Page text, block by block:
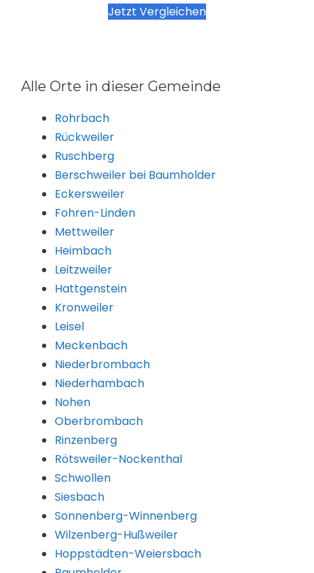
Jetzt Vergleichen
Alle Orte in dieser Gemeinde
Rohrbach
Rückweiler
Ruschberg
Berschweiler bei Baumholder
Eckersweiler
Fohren-Linden
Mettweiler
Heimbach
Leitzweiler
Hattgenstein
Kronweiler
Leisel
Meckenbach
Niederbrombach
Niederhambach
Nohen
Oberbrombach
Rinzenberg
Rötsweiler-Nockenthal
Schwollen
Siesbach
Sonnenberg-Winnenberg
Wilzenberg-Hußweiler
Hoppstädten-Weiersbach